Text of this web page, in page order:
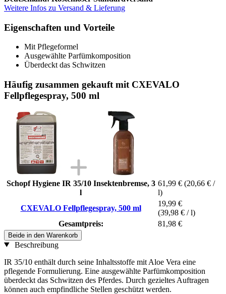
Weitere Infos zu Versand & Lieferung
Eigenschaften und Vorteile
Mit Pflegeformel
Ausgewählte Parfümkomposition
Überdeckt das Schwitzen
Häufig zusammen gekauft mit CXEVALO
Fellpflegespray, 500 ml
Schopf Hygiene IR 35/10 Insektenbremse, 3
l
61,99 € (20,66 € /
l)
CXEVALO Fellpflegespray, 500 ml
19,99 €
(39,98 € / l)
Gesamtpreis:
81,98 €
Beide in den Warenkorb
Beschreibung
IR 35/10 enthält durch seine Inhaltsstoffe mit Aloe Vera eine
pflegende Formulierung. Eine ausgewählte Parfümkomposition
überdeckt das Schwitzen des Pferdes. Durch gezieltes Auftragen
können auch empfindliche Stellen geschützt werden.